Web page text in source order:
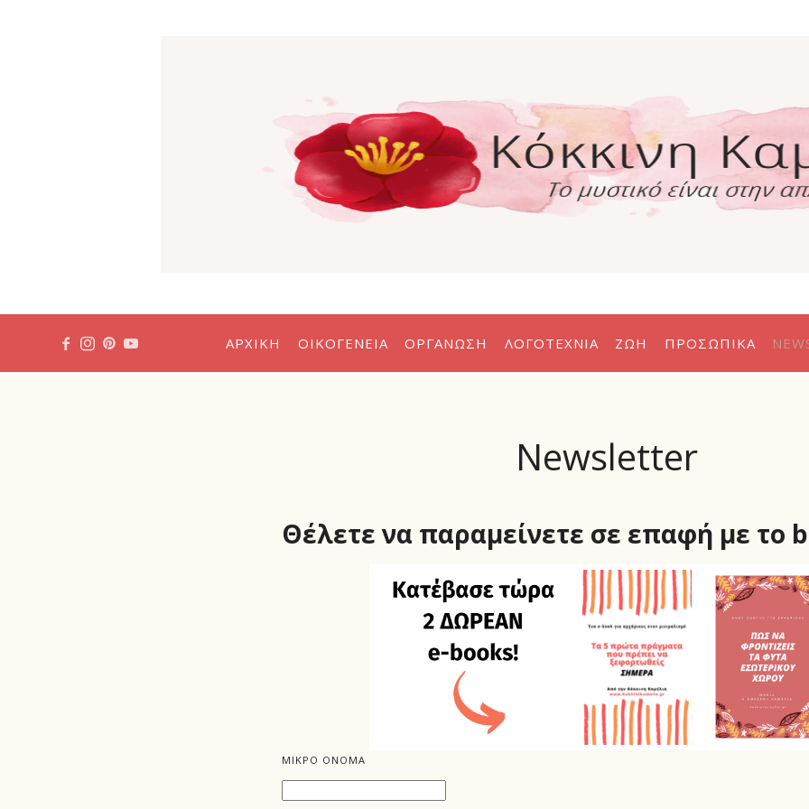
Κόκκινη
Καμέλια
ΑΡΧΙΚΉ ΟΙΚΟΓΈΝΕΙΑ ΟΡΓΆΝΩΣΗ ΛΟΓΟΤΕΧΝΊΑ ΖΩΉ ΠΡΟΣΩΠΙΚΆ
Newsletter
Θέλετε να παραμείνετε σε επαφή με το
ΜΙΚΡΟ ΟΝΟΜΑ